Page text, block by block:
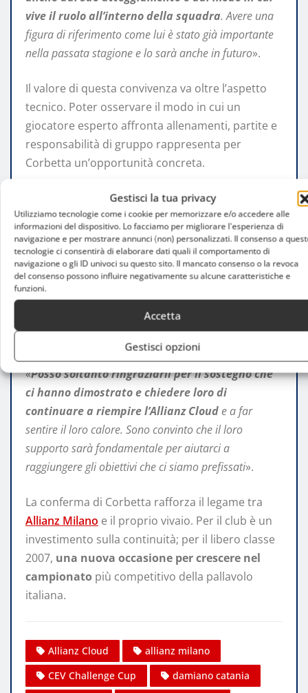
Gestisci la tua privacy
Utilizziamo tecnologie come i cookie per memorizzare e/o accedere alle
informazioni del dispositivo. Lo facciamo per migliorare l'esperienza di
navigazione e per mostrare annunci (non) personalizzati. Il consenso a
tecnologie ci consentirà di elaborare dati quali il comportamento di
navigazione o gli ID univoci su questo sito. Il mancato consenso o la revoca
del consenso possono influire negativamente su alcune caratteristiche e
funzioni.
Accetta
Gestisci opzioni
vive il ruolo all’interno della squadra. Avere una
figura di riferimento come lui è stato già importante
nella passata stagione e lo sarà anche in futuro».
Il valore di questa convivenza va oltre l’aspetto
tecnico. Poter osservare il modo in cui un
giocatore esperto affronta allenamenti, partite e
responsabilità di gruppo rappresenta per
Corbetta un’opportunità concreta.
L’Allianz Cloud e il
sostegno dei tifosi
Il libero lecchese ha rivolto un pensiero anche al
pubblico biancorosso, invitandolo a continuare a
sostenere la squadra all’
Allianz Cloud
«Posso soltanto ringraziarli per il sostegno che
ci hanno dimostrato e chiedere loro di
continuare a riempire l’Allianz Cloude a far
sentire il loro calore. Sono convinto che il loro
supporto sarà fondamentale per aiutarci a
raggiungere gli obiettivi che ci siamo prefissati».
La conferma di Corbetta rafforza il legame tra
Allianz Milano e il proprio vivaio. Per il club è un
investimento sulla continuità; per il libero classe
2007, una nuova occasione per crescere nel
campionato più competitivo della pallavolo
italiana.
Allianz Cloud
allianz milano
CEV Challenge Cup
damiano catania